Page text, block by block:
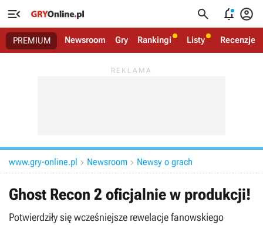
   
PREMIUM Newsroom Gry Rankingi Listy Recenzje
www.gry-online.pl  Newsroom  Newsy o grach
Ghost Recon 2 oficjalnie w produkcji!
Potwierdziły się wcześniejsze rewelacje fanowskiego